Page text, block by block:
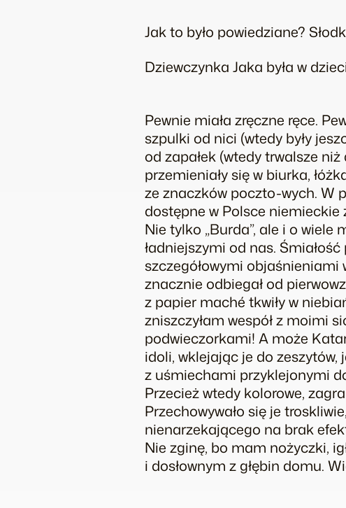
Jak to było powiedziane?
Dziewczynka Jaka była w
Pewnie miała zręczne ręce.
szpulki od nici (wtedy były
od zapałek (wtedy trwalsze
przemieniały się w biurka,
ze znaczków poczto-wych. W
dostępne w Polsce niemieckie
Nie tylko „Burda”, ale i o wiele
ładniejszymi od nas.
szczegółowymi objaśnieniami
znacznie odbiegał od
z papier maché tkwiły w
zniszczyłam wespół z moimi
podwieczorkami! A może
idoli, wklejając je do zeszytów,
z uśmiechami przyklejonymi
Przecież wtedy kolorowe,
Przechowywało się je
nienarzekającego na brak
Nie zginę, bo mam nożyczki,
i dosłownym z głębin domu.